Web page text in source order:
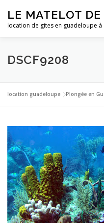
contenu
LE MATELOT
location de gites en guadeloupe à
ACCUEIL NOS
LA GUADELOUPE
DSCF9208
location guadeloupe |Plongée en